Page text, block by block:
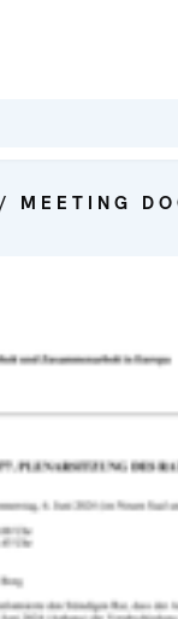
MEETING